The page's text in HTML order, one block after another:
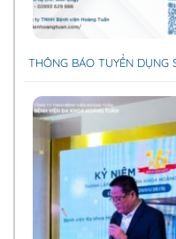
THÔNG BÁO TUYỂN